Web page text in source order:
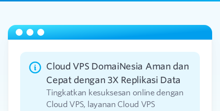
Cloud VPS DomaiNesia Aman dan
Cepat dengan 3X Replikasi Data
Tingkatkan kesuksesan online dengan
Cloud VPS, layanan Cloud VPS